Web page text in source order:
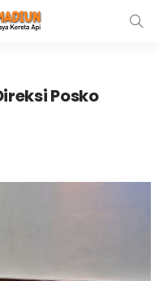
Posko